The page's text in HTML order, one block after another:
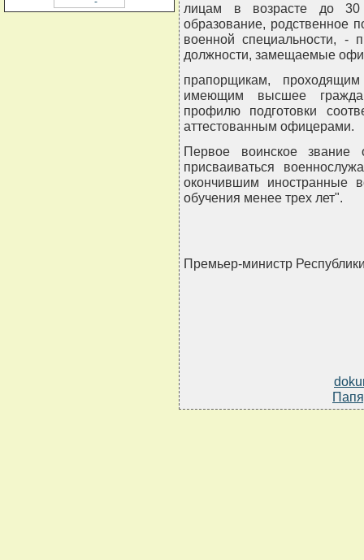
лицам в возрасте до
образование, родственное
военной специальности,
должности, замещаемые
прапорщикам,
имеющим высшее
профилю подготовки
аттестованным офицерами.
Первое воинское звание
присваиваться
окончившим иностранные
обучения менее трех лет".
Премьер-министр